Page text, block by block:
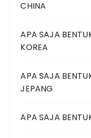
CHINA
APA SAJA
KOREA
APA SAJA
JEPANG
APA SAJA